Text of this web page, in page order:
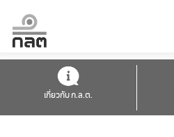
เกี่ยวกับ ก.ล.ต.